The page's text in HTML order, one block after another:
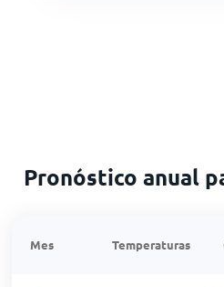
Pronóstico anual
Mes Temperaturas